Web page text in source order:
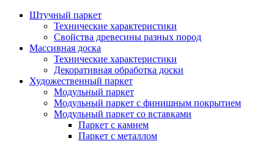
Штучный паркет
Технические характеристики
Свойства древесины разных пород
Массивная доска
Технические характеристики
Декоративная обработка доски
Художественный паркет
Модульный паркет
Модульный паркет с финишным покрытием
Модульный паркет со вставками
Паркет с камнем
Паркет с металлом